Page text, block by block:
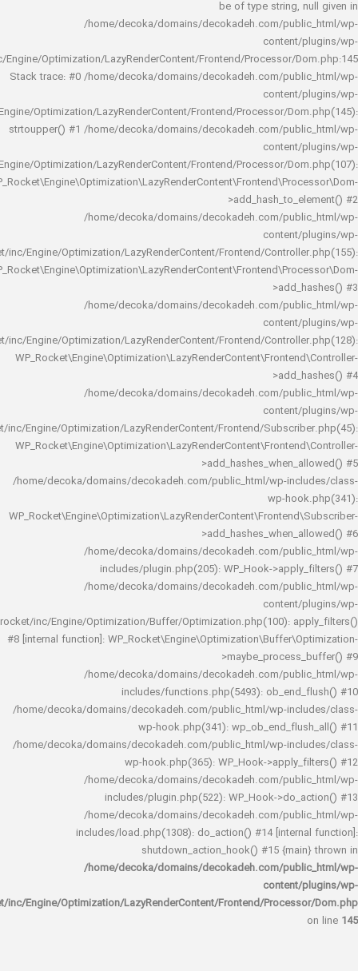
be of type string,
/home/decoka/domains/decokadeh.com/
rocket/inc/Engine/Optimization/LazyRenderContent/Frontend/Processor/
Stack trace: #0 /home/decoka/domains/decokadeh.com/
rocket/inc/Engine/Optimization/LazyRenderContent/Frontend/Processor/
strtoupper() #1 /home/decoka/domains/decokadeh.com/
rocket/inc/Engine/Optimization/LazyRenderContent/Frontend/Processor/
/home/decoka/domains/decokadeh.com/
rocket/inc/Engine/Optimization/LazyRenderContent/Frontend/
/home/decoka/domains/decokadeh.com/
rocket/inc/Engine/Optimization/LazyRenderContent/Frontend/
/home/decoka/domains/decokadeh.com/
rocket/inc/Engine/Optimization/LazyRenderContent/Frontend/
/home/decoka/domains/decokadeh.com/public_html/wp-
wp-
/home/decoka/domains/decokadeh.com/
includes/plugin.php(205): WP_Hook-
/home/decoka/domains/decokadeh.com/
rocket/inc/Engine/Optimization/Buffer/Optimization.php(100):
#8 [internal function]:
/home/decoka/domains/decokadeh.com/
includes/functions.php(5493):
/home/decoka/domains/decokadeh.com/public_html/wp-
wp-hook.php(341):
/home/decoka/domains/decokadeh.com/public_html/wp-
wp-hook.php(365): WP_Hook-
/home/decoka/domains/decokadeh.com/
includes/plugin.php(522): WP_Hook-
/home/decoka/domains/decokadeh.com/
includes/load.php(1308): do_action() #14
shutdown_action_hook() #15
/home/decoka/domains/decokadeh.com/
rocket/inc/Engine/Optimization/LazyRenderContent/Frontend/